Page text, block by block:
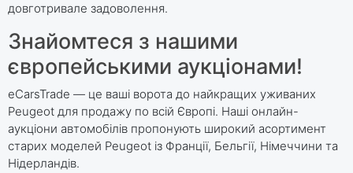
довготривале задоволення.
Знайомтеся з нашими
європейськими аукціонами!
eCarsTrade — це ваші ворота до найкращих уживаних
Peugeot для продажу по всій Європі. Наші онлайн-
аукціони автомобілів пропонують широкий асортимент
старих моделей Peugeot із Франції, Бельгії, Німеччини та
Нідерландів.